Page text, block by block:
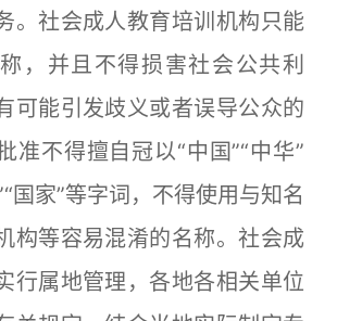
。社会成人教育培训机构只能
，并且不得损害社会公共利
可能引发歧义或者误导公众的
准不得擅自冠以“中国”“中华”
国家”等字词，不得使用与知名
构等容易混淆的名称。社会成
行属地管理，各地各相关单位